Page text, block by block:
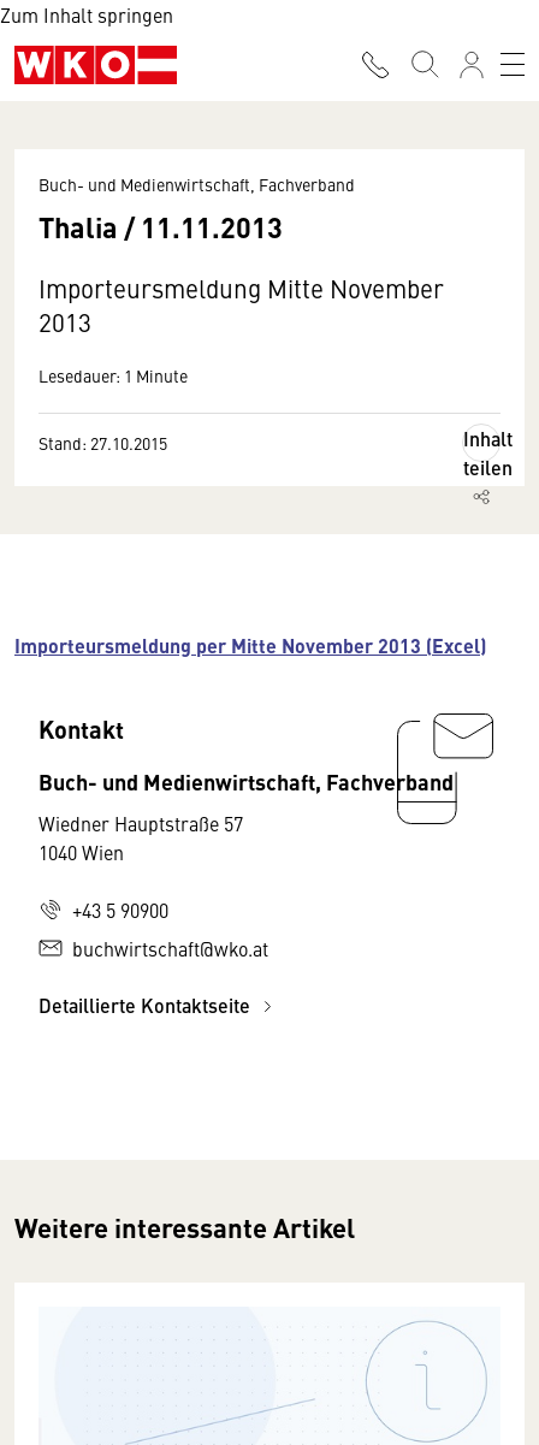
Zum Inhalt springen
Buch- und Medienwirtschaft, Fachverband
Thalia / 11.11.2013
Importeursmeldung Mitte November
2013
Lesedauer: 1 Minute
Stand: 27.10.2015
Inhalt
teilen
Importeursmeldung per Mitte November 2013 (Excel)
Kontakt
Buch- und Medienwirtschaft, Fachverband
Wiedner Hauptstraße 57
1040 Wien
+43 5 90900
buchwirtschaft@wko.at
Detaillierte Kontaktseite
Weitere interessante Artikel